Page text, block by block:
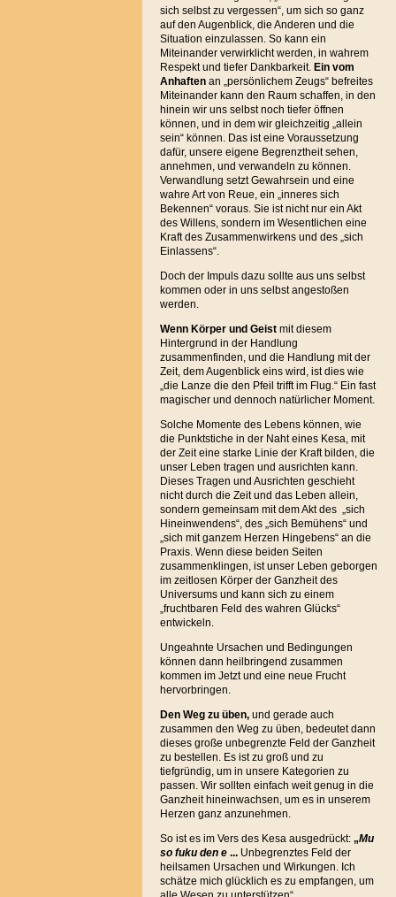
sich selbst zu vergessen“, um sich so ganz
auf den Augenblick, die Anderen und die
Situation einzulassen. So kann ein
Miteinander verwirklicht werden, in wahrem
Respekt und tiefer Dankbarkeit. Ein vom
Anhaftenan „persönlichem Zeugs“ befreites
Miteinander kann den Raum schaffen, in den
hinein wir uns selbst noch tiefer öffnen
können, und in dem wir gleichzeitig „allein
sein“ können. Das ist eine Voraussetzung
dafür, unsere eigene Begrenztheit sehen,
annehmen, und verwandeln zu können.
Verwandlung setzt Gewahrsein und eine
wahre Art von Reue, ein „inneres sich
Bekennen“ voraus. Sie ist nicht nur ein Akt
des Willens, sondern im Wesentlichen eine
Kraft des Zusammenwirkens und des „sich
Einlassens“.
Doch der Impuls dazu sollte aus uns selbst
kommen oder in uns selbst angestoßen
werden.
Wenn Körper und Geistmit diesem
Hintergrund in der Handlung
zusammenfinden, und die Handlung mit der
Zeit, dem Augenblick eins wird, ist dies wie
„die Lanze die den Pfeil trifft im Flug.“ Ein fast
magischer und dennoch natürlicher Moment.
Solche Momente des Lebens können, wie
die Punktstiche in der Naht eines Kesa, mit
der Zeit eine starke Linie der Kraft bilden, die
unser Leben tragen und ausrichten kann.
Dieses Tragen und Ausrichten geschieht
nicht durch die Zeit und das Leben allein,
sondern gemeinsam mit dem Akt des „sich
Hineinwendens“, des „sich Bemühens“ und
„sich mit ganzem Herzen Hingebens“ an die
Praxis. Wenn diese beiden Seiten
zusammenklingen, ist unser Leben geborgen
im zeitlosen Körper der Ganzheit des
Universums und kann sich zu einem
„fruchtbaren Feld des wahren Glücks“
entwickeln.
Ungeahnte Ursachen und Bedingungen
können dann heilbringend zusammen
kommen im Jetzt und eine neue Frucht
hervorbringen.
Den Weg zu üben,und gerade auch
zusammen den Weg zu üben, bedeutet dann
dieses große unbegrenzte Feld der Ganzheit
zu bestellen. Es ist zu groß und zu
tiefgründig, um in unsere Kategorien zu
passen. Wir sollten einfach weit genug in die
Ganzheit hineinwachsen, um es in unserem
Herzen ganz anzunehmen.
So ist es im Vers des Kesa ausgedrückt: „Mu
so fuku den e...Unbegrenztes Feld der
heilsamen Ursachen und Wirkungen. Ich
schätze mich glücklich es zu empfangen, um